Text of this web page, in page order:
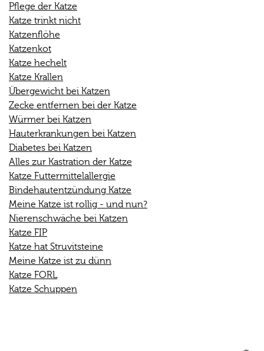
Pflege der Katze
Katze trinkt nicht
Katzenflöhe
Katzenkot
Katze hechelt
Katze Krallen
Übergewicht bei Katzen
Zecke entfernen bei der Katze
Würmer bei Katzen
Hauterkrankungen bei Katzen
Diabetes bei Katzen
Alles zur Kastration der Katze
Katze Futtermittelallergie
Bindehautentzündung Katze
Meine Katze ist rollig - und nun?
Nierenschwäche bei Katzen
Katze FIP
Katze hat Struvitsteine
Meine Katze ist zu dünn
Katze FORL
Katze Schuppen